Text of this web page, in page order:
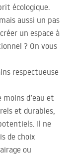
écologique.
aussi un pas
un espace à
? On vous
respectueuse
moins d’eau et
et durables,
Il ne
de choix
ou